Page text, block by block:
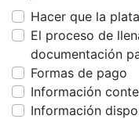
Hacer que la
El proceso de
documentación
Formas de pago
Información
Información